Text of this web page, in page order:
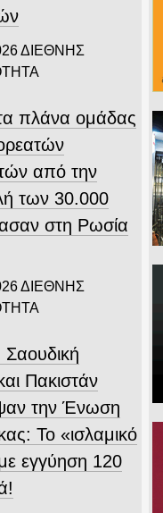
ΔΙΕΘΝΗΣ
πλάνα ομάδας
από την
των 30.000
στη Ρωσία
ΔΙΕΘΝΗΣ
Σαουδική
Πακιστάν
την Ένωση
Το «ισλαμικό
εγγύηση 120